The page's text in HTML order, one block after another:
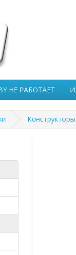
НЕ РАБОТАЕТ
Конструкторы